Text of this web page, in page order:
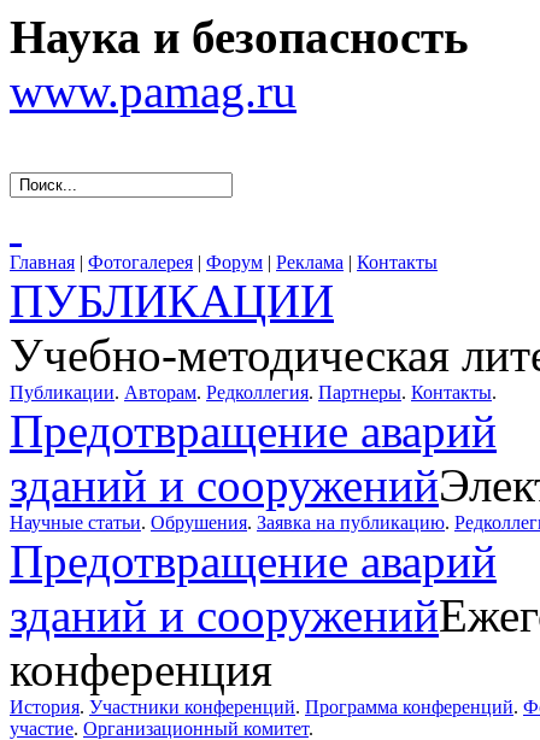
Наука и безопасность
www.pamag.ru
Главная | Фотогалерея | Форум | Реклама | Контакты
ПУБЛИКАЦИИ
Учебно-методическая
Публикации. Авторам. Редколлегия. Партнеры. Контакты.
Предотвращение аварий
зданий и сооружений
Научные статьи. Обрушения. Заявка на публикацию.
Предотвращение аварий
зданий и сооружений
конференция
История. Участники конференций. Программа конференций.
участие. Организационный комитет.